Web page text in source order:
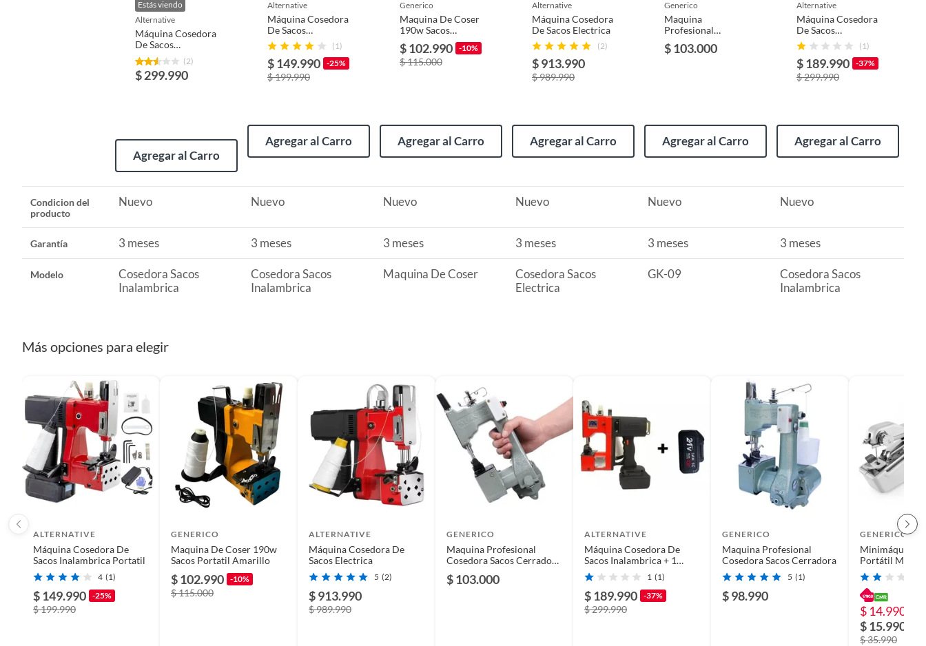
accesorios
293 mm
285 mm
Ancho 210 mm
Estás viendo
alternative
Máquina Cosedora
De Sacos
Inalámbrica
Portátil - Uso
Industrial Pesado +
(2)
$ 299.990
Agregar al Carro
alternative
Máquina Cosedora
De Sacos
Inalambrica
Portatil
(1)
$ 149.990 -25%
$ 199.990
Agregar al Carro
generico
Maquina De Coser
190w Sacos
Portatil Amarillo
$ 102.990 -10%
$ 115.000
Agregar al Carro
alternative
Máquina Cosedora
De Sacos Electrica
(2)
$ 913.990
$ 989.990
Agregar al Carro
generico
Maquina
Profesional
Cosedora Sacos
Cerradora 130w
$ 103.000
Agregar al Carro
alternative
Máquina Cosedora
De Sacos
Inalambrica + 1
Bateria Adicional
(1)
$ 189.990 -37%
$ 299.990
Agregar al Carro
Condicion del
producto
Nuevo Nuevo Nuevo Nuevo Nuevo Nuevo
Garantía 3 meses 3 meses 3 meses 3 meses 3 meses 3 meses
Modelo
Cosedora Sacos
Inalambrica
Cosedora Sacos
Inalambrica
Maquina De Coser
Cosedora Sacos
Electrica
GK-09
Cosedora Sacos
Inalambrica
Más opciones para elegir
ALTERNATIVE
Máquina Cosedora De
Sacos Inalambrica Portatil
4 (1)
$ 149.990 -25%
$ 199.990
GENERICO
Maquina De Coser 190w
Sacos Portatil Amarillo
$ 102.990 -10%
$ 115.000
ALTERNATIVE
Máquina Cosedora De
Sacos Electrica
5 (2)
$ 913.990
$ 989.990
GENERICO
Maquina Profesional
Cosedora Sacos Cerradora
oliva
$ 103.000
ALTERNATIVE
Máquina Cosedora De
Sacos Inalambrica + 1
Bateria Adicional
1 (1)
$ 189.990 -37%
$ 299.990
GENERICO
Maquina Profesional
Cosedora Sacos Cerradora
5 (1)
$ 98.990
GENERICO
Minimáquina
Portátil
a Pilas
$ 14.990
$ 15.990
$ 35.990